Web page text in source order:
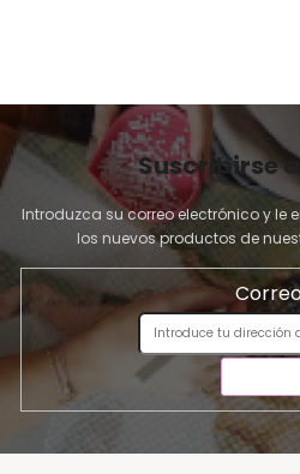
Suscribirse
Introduzca su correo electrónico y le
los nuevos productos de